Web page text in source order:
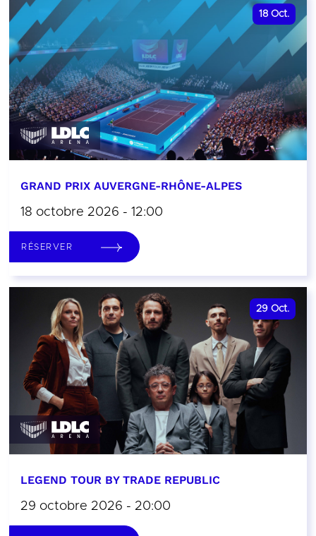
18 Oct.
GRAND PRIX AUVERGNE-RHÔNE-ALPES
18 octobre 2026 - 12:00
RÉSERVER
29 Oct.
LEGEND TOUR BY TRADE REPUBLIC
29 octobre 2026 - 20:00